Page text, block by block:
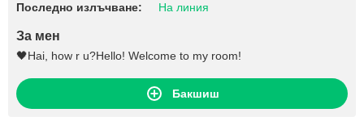
Последно излъчване: На линия
За мен
🖤Hai, how r u?Hello! Welcome to my room!
Бакшиш